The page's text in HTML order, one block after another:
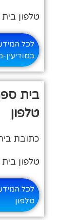
טלפון בית הספר:
לכל
במודיעין-
בית
טלפון
כתובת
טלפון בית הספר:
לכל המידע
טלפון